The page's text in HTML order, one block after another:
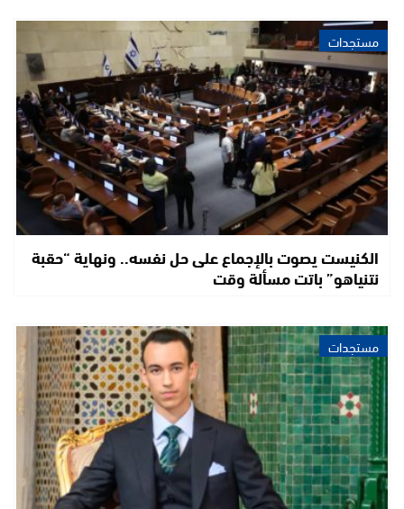
مستجدات
الكنيست يصوت بالإجماع على حل نفسه.. ونهاية “حقبة
نتنياهو” باتت مسألة وقت
مستجدات